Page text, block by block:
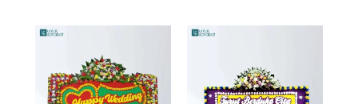
Rp1.349.000.
Rp1.299.000.